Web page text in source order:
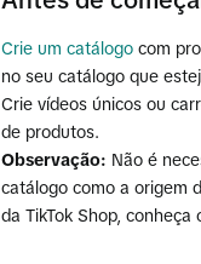
Crie um catálogo com
no seu catálogo que
Crie vídeos únicos ou
de produtos.
Observação: Não é
catálogo como a origem
da TikTok Shop, conheça